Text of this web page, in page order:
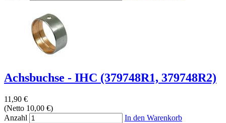
Achsbuchse - IHC (379748R1, 379748R2)
11,90 €
(Netto 10,00 €)
Anzahl
In den Warenkorb